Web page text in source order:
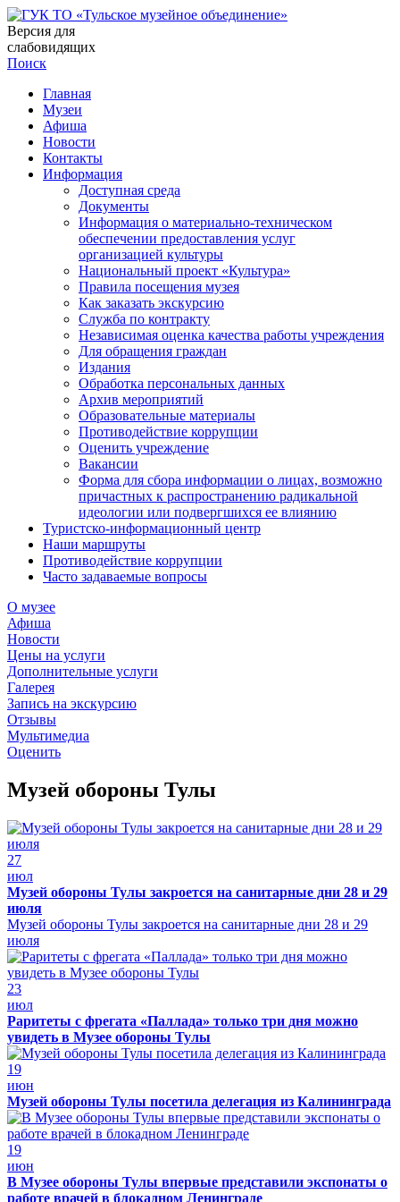
Версия для
слабовидящих
Поиск
Главная
Музеи
Афиша
Новости
Контакты
Информация
Доступная среда
Документы
Информация о материально-техническом
обеспечении предоставления услуг
организацией культуры
Национальный проект «Культура»
Правила посещения музея
Как заказать экскурсию
Служба по контракту
Независимая оценка качества работы учреждения
Для обращения граждан
Издания
Обработка персональных данных
Архив мероприятий
Образовательные материалы
Противодействие коррупции
Оценить учреждение
Вакансии
Форма для сбора информации о лицах, возможно
причастных к распространению радикальной
идеологии или подвергшихся ее влиянию
Туристско-информационный центр
Наши маршруты
Противодействие коррупции
Часто задаваемые вопросы
О музее
Афиша
Новости
Цены на услуги
Дополнительные услуги
Галерея
Запись на экскурсию
Отзывы
Мультимедиа
Оценить
Музей обороны Тулы
27
июл
Музей обороны Тулы закроется на санитарные дни 28 и 29
июля
Музей обороны Тулы закроется на санитарные дни 28 и 29
июля
23
июл
Раритеты с фрегата «Паллада» только три дня можно
увидеть в Музее обороны Тулы
19
июн
Музей обороны Тулы посетила делегация из Калининграда
19
июн
В Музее обороны Тулы впервые представили экспонаты о
работе врачей в блокадном Ленинграде